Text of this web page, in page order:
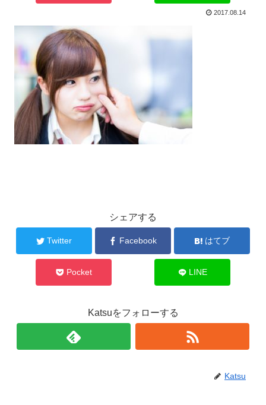
2017.08.14
シェアする
Twitter Facebook はてブ
Pocket LINE
Katsuをフォローする
Katsu